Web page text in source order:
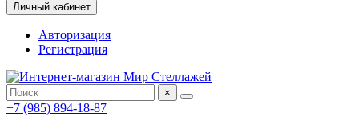
Личный кабинет
Авторизация
Регистрация
×
+7 (985) 894-18-87